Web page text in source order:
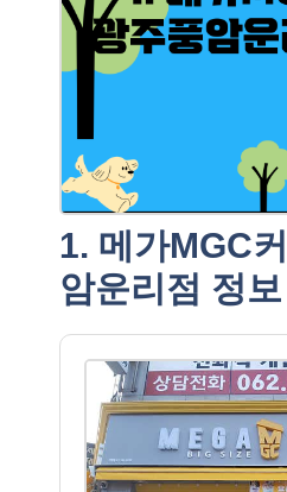
1. 메가MGC
암운리점 정보